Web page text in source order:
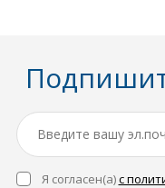
Я согласен(a)с